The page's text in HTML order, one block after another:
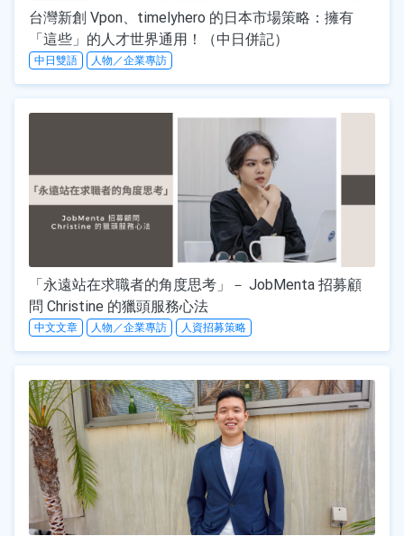
台灣新創 Vpon、timelyhero 的日本市場策略：擁有
「這些」的人才世界通用！（中日併記）
中日雙語 人物／企業專訪
「永遠站在求職者的角度思考」－ JobMenta 招募顧
問 Christine 的獵頭服務心法
中文文章 人物／企業專訪 人資招募策略